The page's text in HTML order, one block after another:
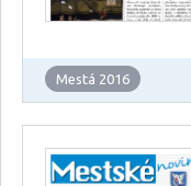
Mestá 2016